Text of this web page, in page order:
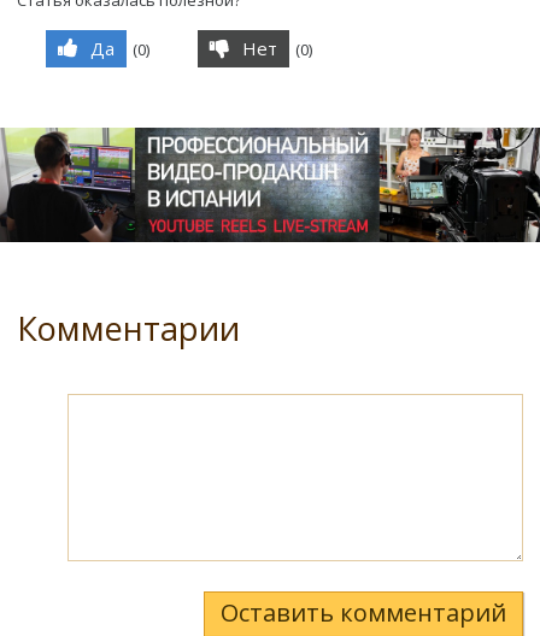
Да (0) Нет (0)
Комментарии
Оставить комментарий